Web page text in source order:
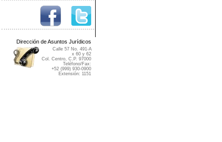
Dirección de Asuntos Jurídicos
Calle 57 No. 491-A
x 60 y 62
Col. Centro, C.P. 97000
Teléfono/Fax:
+52 (999) 930-0900
Extensión: 1151